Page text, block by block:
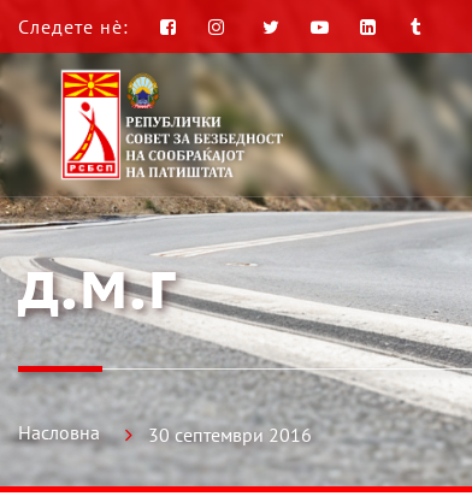
Следете нè:
д.м.г
Насловна 30 септември 2016